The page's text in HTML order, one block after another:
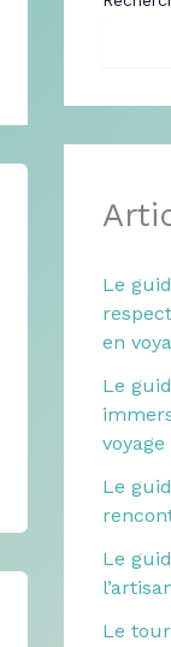
Le
en
Le
voyage
Le
Le
Le